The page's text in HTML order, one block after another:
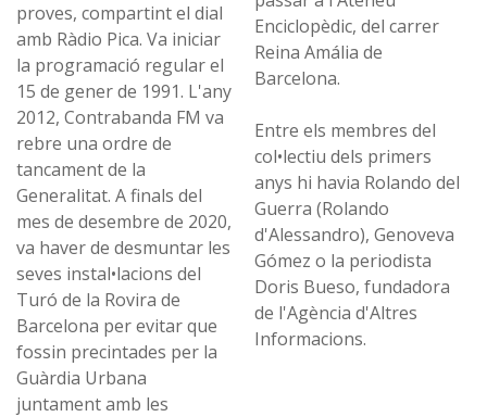
proves, compartint el dial
amb Ràdio Pica. Va iniciar
la programació regular el
15 de gener de 1991. L'any
2012, Contrabanda FM va
rebre una ordre de
tancament de la
Generalitat. A finals del
mes de desembre de 2020,
va haver de desmuntar les
seves instal•lacions del
Turó de la Rovira de
Barcelona per evitar que
fossin precintades per la
Guàrdia Urbana
juntament amb les
Enciclopèdic, del carrer
Reina Amália de
Barcelona.
Entre els membres del
col•lectiu dels primers
anys hi havia Rolando del
Guerra (Rolando
d'Alessandro), Genoveva
Gómez o la periodista
Doris Bueso, fundadora
de l'Agència d'Altres
Informacions.